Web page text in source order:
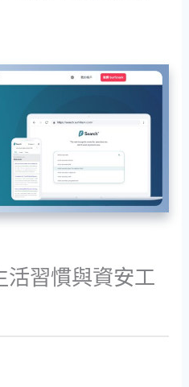
活習慣與資安工